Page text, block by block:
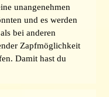
unangenehmen
und es werden
bei anderen
Zapfmöglichkeit
Damit hast du